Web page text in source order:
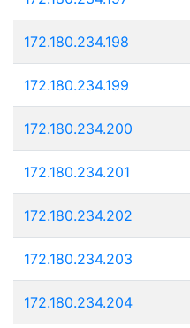
172.180.234.198
172.180.234.199
172.180.234.200
172.180.234.201
172.180.234.202
172.180.234.203
172.180.234.204